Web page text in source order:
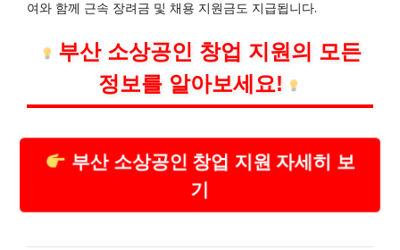
여와 함께 근속 장려금 및 채용 지원금도 지급됩니다.
부산 소상공인 창업 지원의 모든
정보를 알아보세요!
부산 소상공인 창업 지원 자세히 보
기